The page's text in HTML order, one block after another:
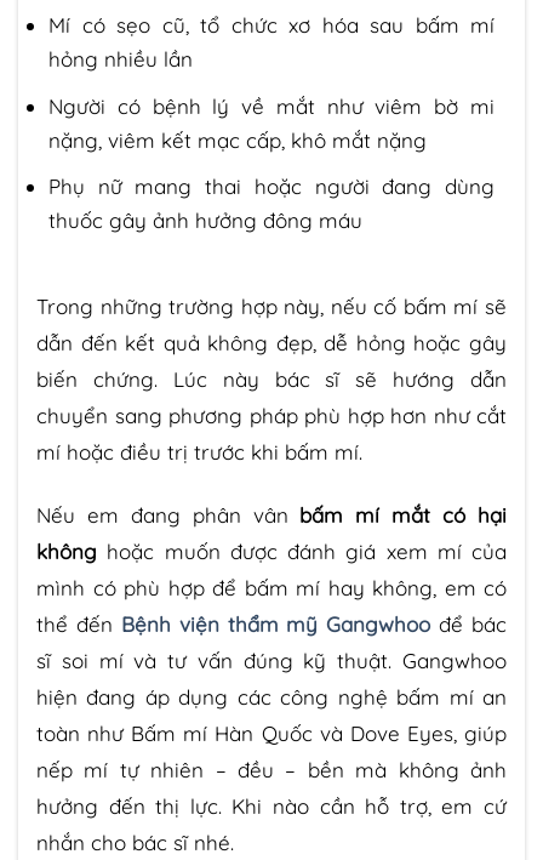
Mí có sẹo cũ, tổ chức xơ hóa sau bấm mí
hỏng nhiều lần
Người có bệnh lý về mắt như viêm bờ mi
nặng, viêm kết mạc cấp, khô mắt nặng
Phụ nữ mang thai hoặc người đang dùng
thuốc gây ảnh hưởng đông máu
Trong những trường hợp này, nếu cố bấm mí sẽ
dẫn đến kết quả không đẹp, dễ hỏng hoặc gây
biến chứng. Lúc này bác sĩ sẽ hướng dẫn
chuyển sang phương pháp phù hợp hơn như cắt
mí hoặc điều trị trước khi bấm mí.
Nếu em đang phân vân bấm mí mắt có hại
không hoặc muốn được đánh giá xem mí của
mình có phù hợp để bấm mí hay không, em có
thể đến Bệnh viện thẩm mỹ Gangwhoo để bác
sĩ soi mí và tư vấn đúng kỹ thuật. Gangwhoo
hiện đang áp dụng các công nghệ bấm mí an
toàn như Bấm mí Hàn Quốc và Dove Eyes, giúp
nếp mí tự nhiên – đều – bền mà không ảnh
hưởng đến thị lực. Khi nào cần hỗ trợ, em cứ
nhắn cho bác sĩ nhé.